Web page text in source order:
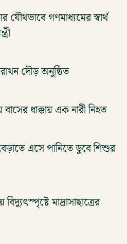
যৌথভাবে গণমাধ্যমের স্বার্থ
দৌড় অনুষ্ঠিত
ধাক্কায় এক নারী নিহত
বেড়াতে এসে পানিতে ডুবে শিশুর
মাদ্রাসাছাত্রের